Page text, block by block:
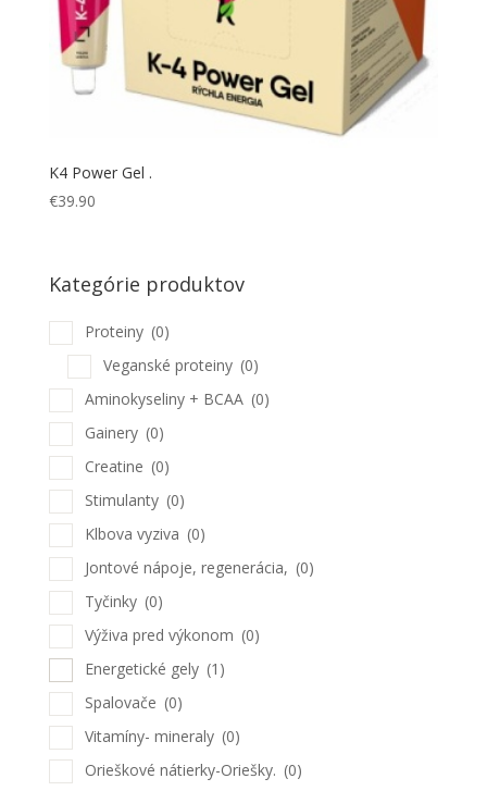
K4 Power Gel .
€39.90
Kategórie produktov
Proteiny (0)
Veganské proteiny (0)
Aminokyseliny + BCAA (0)
Gainery (0)
Creatine (0)
Stimulanty (0)
Klbova vyziva (0)
Jontové nápoje, regenerácia, (0)
Tyčinky (0)
Výživa pred výkonom (0)
Energetické gely (1)
Spalovače (0)
Vitamíny- mineraly (0)
Orieškové nátierky-Oriešky. (0)